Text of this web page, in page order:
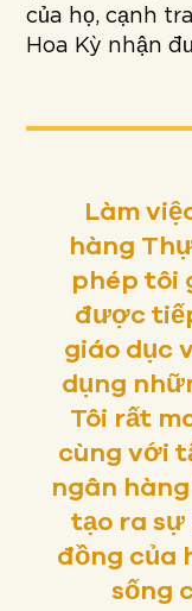
của họ, cạnh
Hoa Kỳ nhận
Làm
hàng
phép tôi
được
giáo dục
dụng
Tôi rất
cùng với
ngân
tạo ra
đồng của
sống